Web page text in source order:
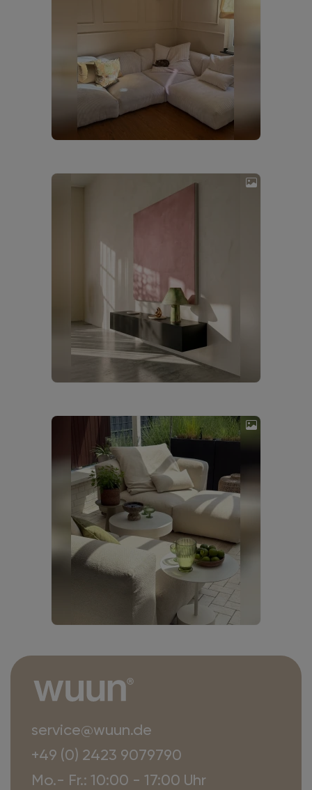
service@wuun.de
+49 (0) 2423 9079790
Mo.- Fr.: 10:00 - 17:00 Uhr